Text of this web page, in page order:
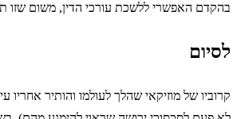
בהקדם האפשרי ללשכת עורכי הדין, משום שזו
לסיום
קרוביו של מוזיקאי שהלך לעולמו והותיר